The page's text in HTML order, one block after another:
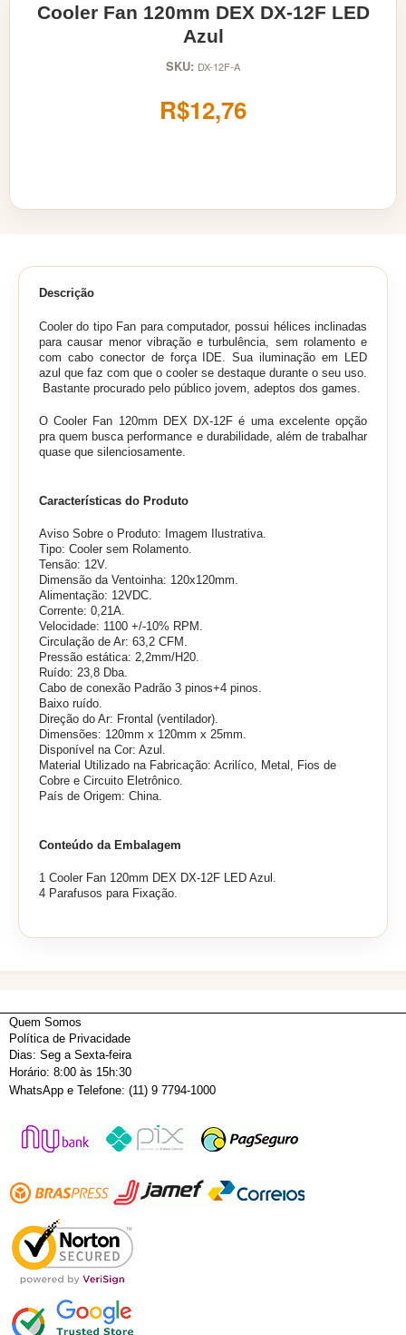
Cooler Fan 120mm DEX DX-12F LED
Azul
SKU: DX-12F-A
R$12,76
Descrição
Cooler do tipo Fan para computador, possui hélices inclinadas
para causar menor vibração e turbulência, sem rolamento e
com cabo conector de força IDE. Sua iluminação em LED
azul que faz com que o cooler se destaque durante o seu uso.
Bastante procurado pelo público jovem, adeptos dos games.
O Cooler Fan 120mm DEX DX-12F é uma excelente opção
pra quem busca performance e durabilidade, além de trabalhar
quase que silenciosamente.
Características do Produto
Aviso Sobre o Produto: Imagem Ilustrativa.
Tipo: Cooler sem Rolamento.
Tensão: 12V.
Dimensão da Ventoinha: 120x120mm.
Alimentação: 12VDC.
Corrente: 0,21A.
Velocidade: 1100 +/-10% RPM.
Circulação de Ar: 63,2 CFM.
Pressão estática: 2,2mm/H20.
Ruído: 23,8 Dba.
Cabo de conexão Padrão 3 pinos+4 pinos.
Baixo ruído.
Direção do Ar: Frontal (ventilador).
Dimensões: 120mm x 120mm x 25mm.
Disponível na Cor: Azul.
Material Utilizado na Fabricação: Acrilíco, Metal, Fios de
Cobre e Circuito Eletrônico.
País de Origem: China.
Conteúdo da Embalagem
1 Cooler Fan 120mm DEX DX-12F LED Azul.
4 Parafusos para Fixação.
Quem Somos
Política de Privacidade
Dias: Seg a Sexta-feira
Horário: 8:00 às 15h:30
WhatsApp e Telefone: (11) 9 7794-1000